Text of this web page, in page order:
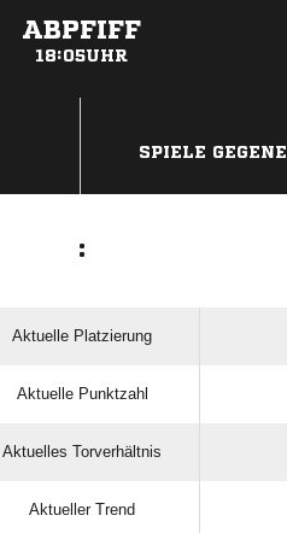
ABPFIFF
18:05UHR
SPIELE
:
Aktuelle Platzierung
Aktuelle Punktzahl
Aktuelles Torverhältnis
Aktueller Trend